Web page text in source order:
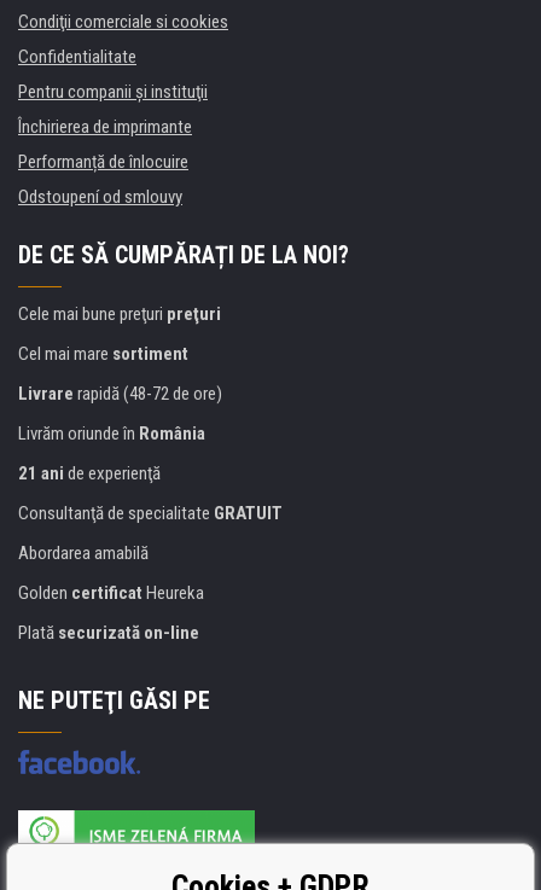
Condiţii comerciale si cookies
Confidentialitate
Pentru companii și instituţii
Închirierea de imprimante
Performanță de înlocuire
Odstoupení od smlouvy
DE CE SĂ CUMPĂRAȚI DE LA NOI?
Cele mai bune preţuri preţuri
Cel mai mare sortiment
Livrare rapidă (48-72 de ore)
Livrăm oriunde în România
21 ani de experienţă
Consultanţă de specialitate GRATUIT
Abordarea amabilă
Golden certificat Heureka
Plată securizată on-line
NE PUTEŢI GĂSI PE
Producătorul umpluturii de rezervă este certificat